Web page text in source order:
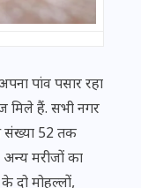
पांव पसार रहा
मिले हैं. सभी नगर
संख्या 52 तक
मरीजों का
दो मोहल्लों,